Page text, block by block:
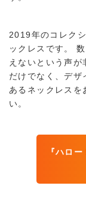
2019年のコレク
ックレスです。
えないという声
だけでなく、デザ
あるネックレスを
い。
『ハロ